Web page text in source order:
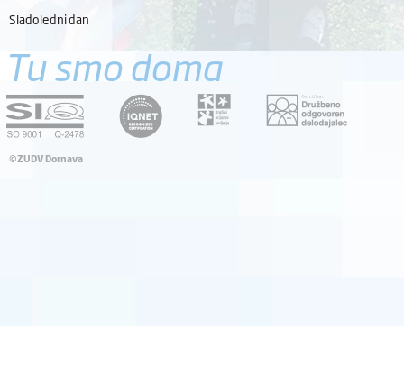
Sladoledni dan
Tu smo doma
©ZUDV Dornava